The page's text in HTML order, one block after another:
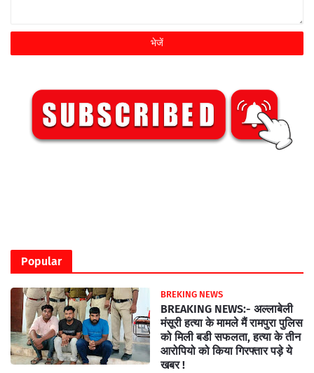
Popular
BREKING NEWS
BREAKING NEWS:- अल्लाबेली
मंसूरी हत्या के मामले मैं रामपुरा पुलिस
को मिली बडी सफलता, हत्या के तीन
आरोपियो को किया गिरफ्तार पड़े ये
खबर !